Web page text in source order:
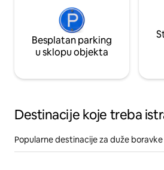
Besplatan parking
u sklopu objekta
Destinacije koje treba
Popularne destinacije za duže boravke